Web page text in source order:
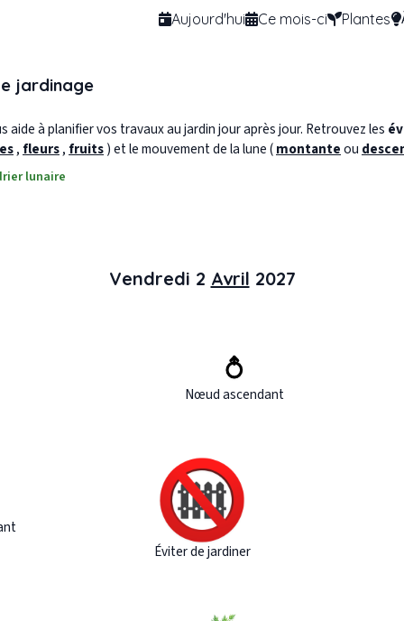
Aujourd'hui Ce mois-ci Plantes
jardinage
aide à planifier vos travaux au jardin jour après jour. Retrouvez les
, fleurs, fruits) et le mouvement de la lune (montanteou
lunaire
Vendredi 2 Avril 2027
Nœud ascendant
Éviter de jardiner